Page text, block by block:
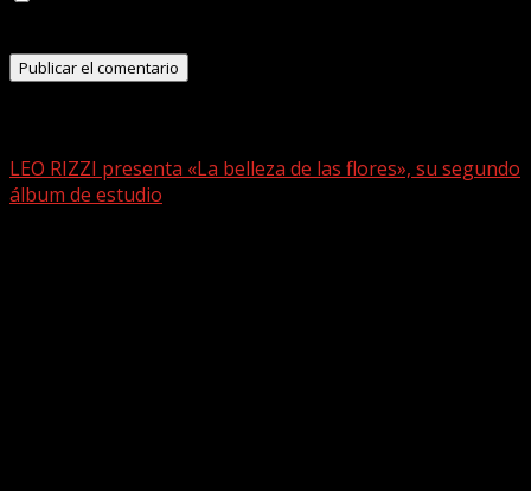
LEO RIZZI presenta «La belleza de las flores», su segundo
álbum de estudio